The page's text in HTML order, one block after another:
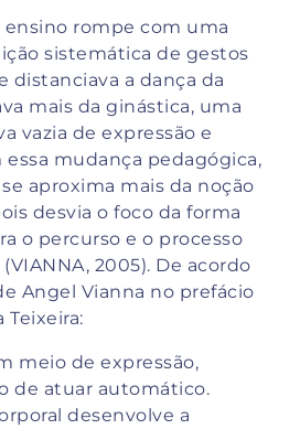
ensino rompe com uma
sistemática de gestos
distanciava a dança da
mais da ginástica, uma
vazia de expressão e
essa mudança pedagógica,
aproxima mais da noção
desvia o foco da forma
o percurso e o processo
2005). De acordo
Angel Vianna no prefácio
meio de expressão,
de atuar automático.
desenvolve a